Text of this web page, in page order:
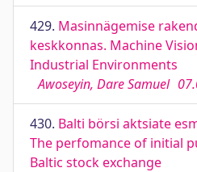
429. Masinnägemise
keskkonnas. Machine
Industrial Environments
Awoseyin, Dare Samuel
430. Balti börsi aktsiate
The perfomance of initial
Baltic stock exchange